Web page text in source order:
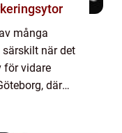
många
särskilt när det
för vidare
där